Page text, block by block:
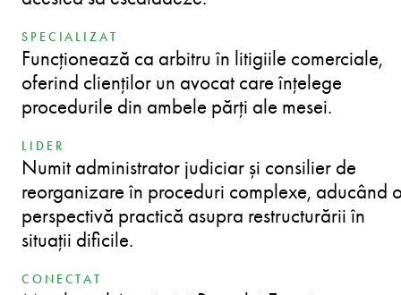
SPECIALIZAT
Funcționează ca arbitru în litigiile comerciale,
oferind clienților un avocat care înțelege
procedurile din ambele părți ale mesei.
LIDER
Numit administrator judiciar și consilier de
reorganizare în proceduri complexe, aducând
perspectivă practică asupra restructurării în
situații dificile.
CONECTAT